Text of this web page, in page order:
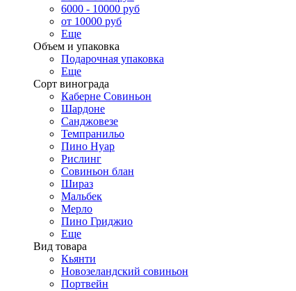
6000 - 10000 руб
от 10000 руб
Еще
Объем и упаковка
Подарочная упаковка
Еще
Сорт винограда
Каберне Совиньон
Шардоне
Санджовезе
Темпранильо
Пино Нуар
Рислинг
Совиньон блан
Шираз
Мальбек
Мерло
Пино Гриджио
Еще
Вид товара
Кьянти
Новозеландский совиньон
Портвейн